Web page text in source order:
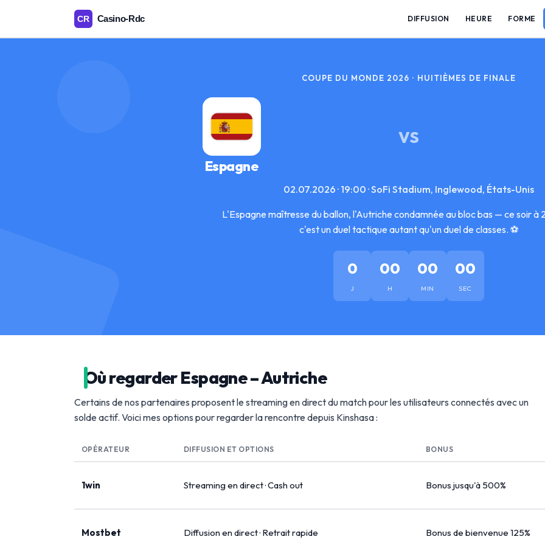
DIFFUSION HEURE FORME
COUPE DU MONDE 2026 · HUITIÈMES DE FINALE
Espagne
VS
02.07.2026 · 19:00 · SoFi Stadium, Inglewood, États-Unis
L'Espagne maîtresse du ballon, l'Autriche condamnée au bloc bas — ce soir à
c'est un duel tactique autant qu'un duel de classes. ⚽
0
J
00
H
00
MIN
00
SEC
Où regarder Espagne – Autriche
Certains de nos partenaires proposent le streaming en direct du match pour les utilisateurs connectés avec un
solde actif. Voici mes options pour regarder la rencontre depuis Kinshasa :
OPÉRATEUR DIFFUSION ET OPTIONS BONUS
1win Streaming en direct · Cash out Bonus jusqu'à 500%
Mostbet Diffusion en direct · Retrait rapide Bonus de bienvenue 125%